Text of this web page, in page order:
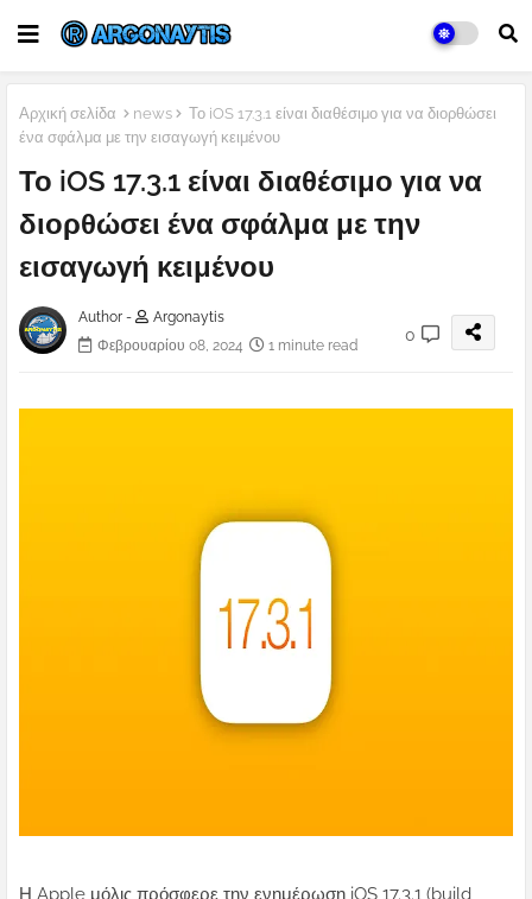
Αρχική σελίδα news
Το iOS 17.3.1 είναι διαθέσιμο για να διορθώσει
ένα σφάλμα με την εισαγωγή κειμένου
Το iOS 17.3.1 είναι διαθέσιμο για να
διορθώσει ένα σφάλμα με την
εισαγωγή κειμένου
Author -
Argonaytis
Φεβρουαρίου 08, 2024
1 minute read
0
Η Apple μόλις πρόσφερε την ενημέρωση iOS 17.3.1 (build